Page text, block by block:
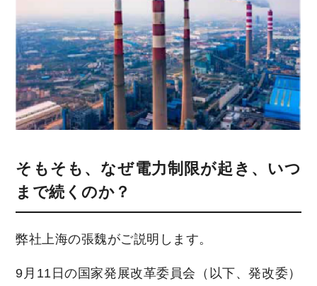
そもそも、なぜ電力制限が起き、いつ
まで続くのか？
弊社上海の張魏がご説明します。
9月11日の国家発展改革委員会（以下、発改委）